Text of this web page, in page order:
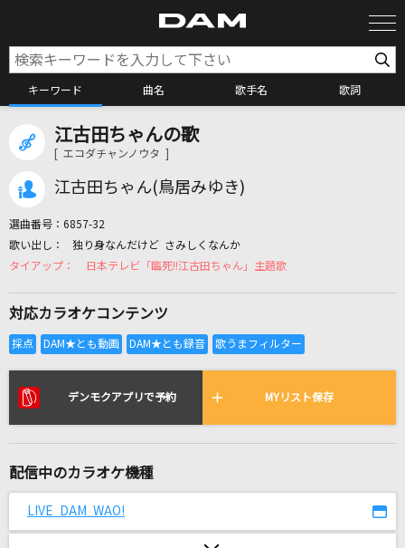
キーワード 曲名 歌手名 歌詞
カラオケ検索
カラオケ店舗検索
カラオケリクエスト
リアルタイムで歌われている曲の一覧
[生音]ガリレオは恋をする
燦燦
三浦大知
江古田ちゃんの歌
[ エコダチャンノウタ ]
江古田ちゃん(鳥居みゆき)
選曲番号： 6857-32
独り身なんだけど さみしくなんか
日本テレビ「臨死!!江古田ちゃん」主題歌
対応カラオケコンテンツ
デンモクアプリで予約 MYリスト保存
配信中のカラオケ機種
LIVE DAM WAO!